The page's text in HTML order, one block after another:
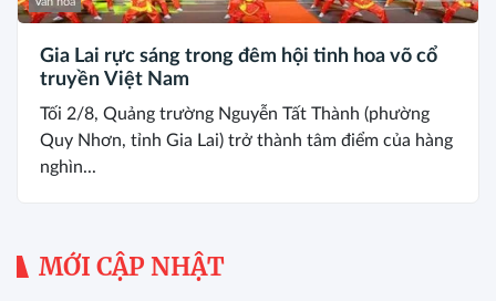
Gia Lai rực sáng trong đêm hội tinh hoa võ cổ
truyền Việt Nam
Tối 2/8, Quảng trường Nguyễn Tất Thành (phường
Quy Nhơn, tỉnh Gia Lai) trở thành tâm điểm của hàng
nghìn...
MỚI CẬP NHẬT